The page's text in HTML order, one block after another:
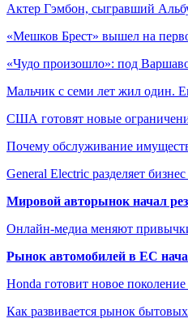
Актер Гэмбон, сыгравший
«Мешков Брест» вышел на
«Чудо произошло»: под
Мальчик с семи лет жил один.
США готовят новые
Почему обслуживание
General Electric разделяет
Мировой авторынок начал
Онлайн-медиа меняют
Рынок автомобилей в ЕС
Honda готовит новое
Как развивается рынок